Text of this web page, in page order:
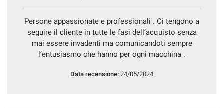
Persone appassionate e professionali . Ci tengono a
seguire il cliente in tutte le fasi dell’acquisto senza
mai essere invadenti ma comunicandoti sempre
l’entusiasmo che hanno per ogni macchina .
Data recensione: 24/05/2024